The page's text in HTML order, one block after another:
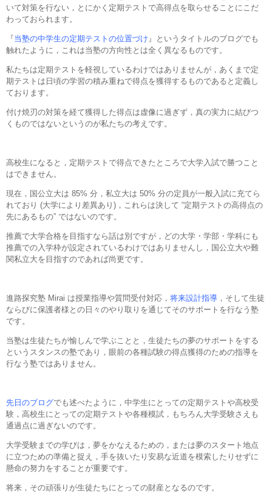
いて対策を行ない，とにかく定期テストで高得点を取らせることにこだ
わっておられます。
『当塾の中学生の定期テストの位置づけ 』というタイトルのブログでも
触れたように，これは当塾の方向性とは全く異なるものです。
私たちは定期テストを軽視しているわけではありませんが，あくまで定
期テストは日頃の学習の積み重ねで得点を獲得するものであると定義し
ております。
付け焼刃の対策を経て獲得した得点は虚像に過ぎず，真の実力に結びつ
くものではないというのが私たちの考えです。
高校生になると，定期テストで得点できたところで大学入試で勝つこと
はできません。
現在，国公立大は 85% 分，私立大は 50% 分の定員が一般入試に充てら
れており (大学により差異あり)，これらは決して “定期テストの高得点の
先にあるもの” ではないのです。
推薦で大学合格を目指すなら話は別ですが，どの大学・学部・学科にも
推薦での入学枠が設定されているわけではありませんし，国公立大や難
関私立大を目指すのであれば尚更です。
進路探究塾 Mirai は授業指導や質問受付対応， 将来設計指導 ，そして生徒
ならびに保護者様との日々のやり取りを通じてそのサポートを行なう塾
です。
当塾は生徒たちが愉しんで学ぶことと，生徒たちの夢のサポートをする
というスタンスの塾であり，眼前の各種試験の得点獲得のための指導を
行なう塾ではありません。
先日のブログでも述べたように，中学生にとっての定期テストや高校受
験，高校生にとっての定期テストや各種模試，もちろん大学受験さえも
通過点に過ぎないのです。
大学受験までの学びは，夢をかなえるための，または夢のスタート地点
に立つための準備と捉え，手を抜いたり安易な近道を模索したりせずに
懸命の努力をすることが重要です。
将来，その頑張りが生徒たちにとっての財産となるのです。